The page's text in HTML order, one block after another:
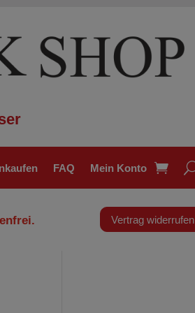
FAQ Mein Konto
Vertrag widerrufen